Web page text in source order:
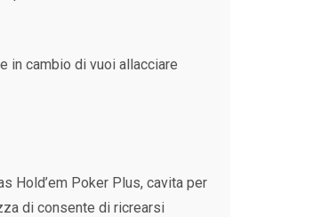
in cambio di vuoi allacciare
Hold’em Poker Plus, cavita per
di consente di ricrearsi